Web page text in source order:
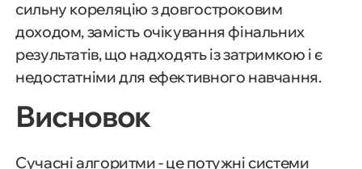
сильну кореляцію з довгостроковим
доходом, замість очікування фінальних
результатів, що надходять із затримкою і є
недостатніми для ефективного навчання.
Висновок
Сучасні алгоритми - це потужні системи